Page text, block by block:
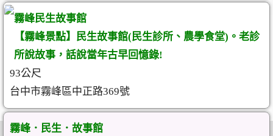
霧峰民生故事館
【霧峰景點】民生故事館(民生診所、農學食堂)。老診
所說故事，話說當年古早回憶錄!
93公尺
台中市霧峰區中正路369號
霧峰．民生．故事館